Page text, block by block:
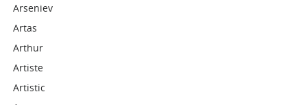
Arseniev
Artas
Arthur
Artiste
Artistic